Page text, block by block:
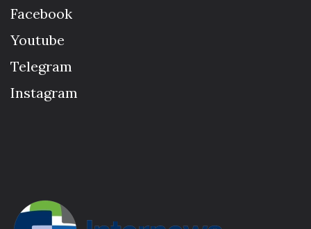
Facebook
Youtube
Telegram
Instagram